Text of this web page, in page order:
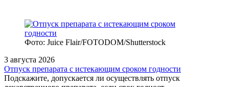
Фото: Juice Flair/FOTODOM/Shutterstoсk
3 августа 2026
Отпуск препарата с истекающим сроком годности
Подскажите, допускается ли осуществлять отпуск